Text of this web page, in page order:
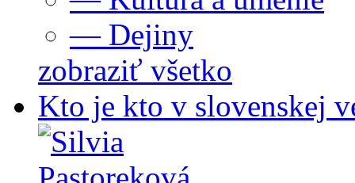
— Dejiny
zobraziť všetko
Kto je kto v slovenskej